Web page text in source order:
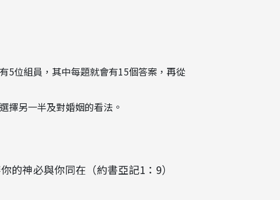
5位組員，其中每題就會有15個答案，再從
擇另一半及對婚姻的看法。
的神必與你同在（約書亞記1：9）